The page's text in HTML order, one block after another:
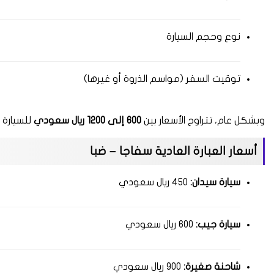
نوع وحجم السيارة
توقيت السفر (مواسم الذروة أو غيرها)
وبشكل عام، تتراوح الأسعار بين 600 إلى 1200 ريال سعودي
أسعار العبارة العادية سفاجا – ضبا
سيارة سيدان:
سيارة جيب:
شاحنة صغيرة: